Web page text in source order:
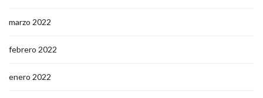
marzo 2022
febrero 2022
enero 2022